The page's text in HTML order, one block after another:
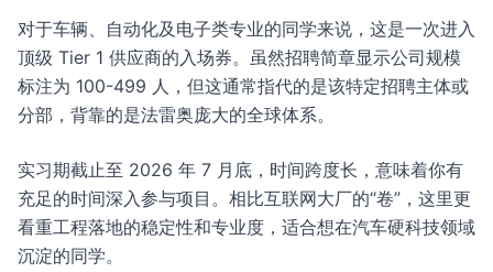
对于车辆、自动化及电子类专业的同学来说，这是一次进入
顶级 Tier 1 供应商的入场券。虽然招聘简章显示公司规模
标注为 100-499 人，但这通常指代的是该特定招聘主体或
分部，背靠的是法雷奥庞大的全球体系。
实习期截止至 2026 年 7 月底，时间跨度长，意味着你有
充足的时间深入参与项目。相比互联网大厂的“卷”，这里更
看重工程落地的稳定性和专业度，适合想在汽车硬科技领域
沉淀的同学。